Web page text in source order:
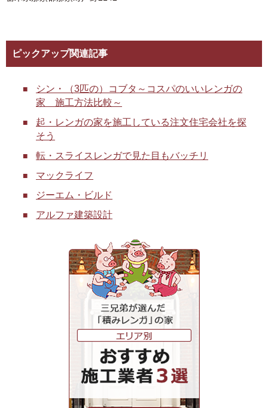
ピックアップ関連記事
シン・（3匹の）コブタ～コスパのいいレンガの
家 施工方法比較～
起・レンガの家を施工している注文住宅会社を探
そう
転・スライスレンガで見た目もバッチリ
マックライフ
ジーエム・ビルド
アルファ建築設計